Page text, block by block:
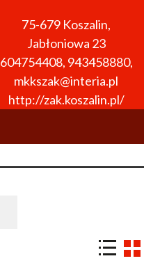
75-679 Koszalin,
Jabłoniowa 23
604754408, 943458880,
mkkszak@interia.pl
http://zak.koszalin.pl/